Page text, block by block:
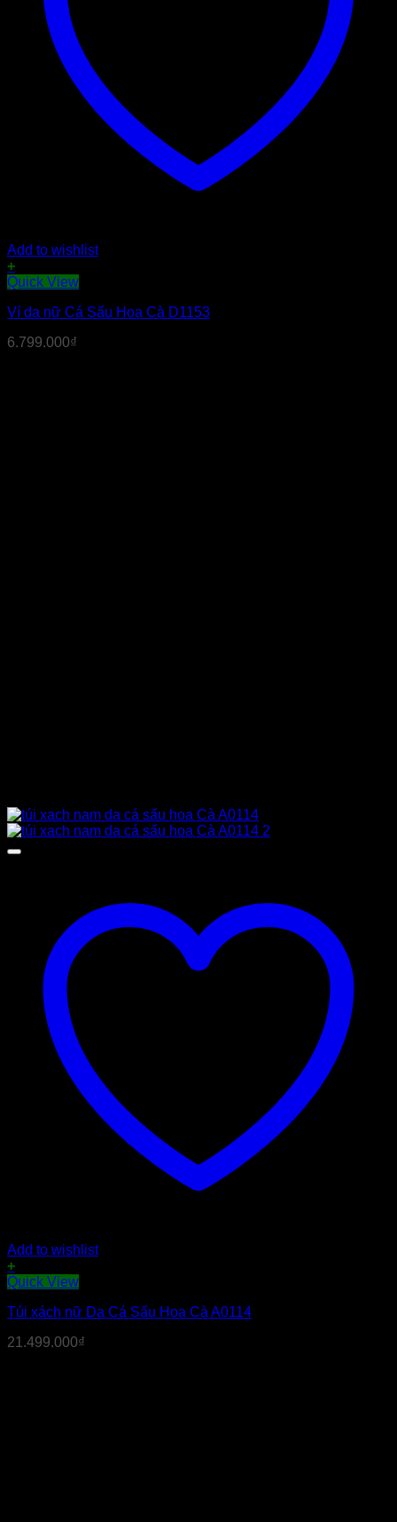
Add to wishlist
+
Quick View
Ví da nữ Cá Sấu Hoa Cà D1153
6.799.000₫
Add to wishlist
+
Quick View
Túi xách nữ Da Cá Sấu Hoa Cà A0114
21.499.000₫